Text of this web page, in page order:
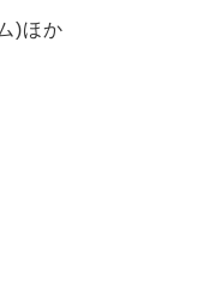
)ほか